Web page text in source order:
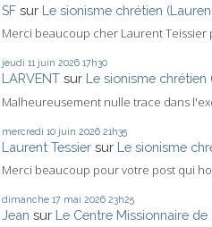
SF sur Le sionisme chrétien
Merci beaucoup cher Laurent Teissier
jeudi 11 juin 2026 17h30
LARVENT sur Le sionisme chrétien
Malheureusement nulle trace dans
mercredi 10 juin 2026 21h35
Laurent Tessier sur Le sionisme
Merci beaucoup pour votre post qui
dimanche 17 mai 2026 23h25
Jean sur Le Centre Missionnaire de